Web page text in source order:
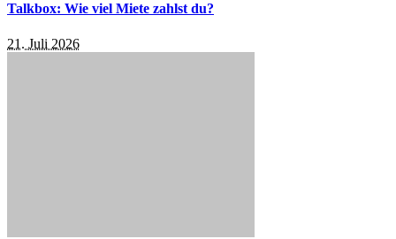
Talkbox: Wie viel Miete zahlst du?
21. Juli 2026